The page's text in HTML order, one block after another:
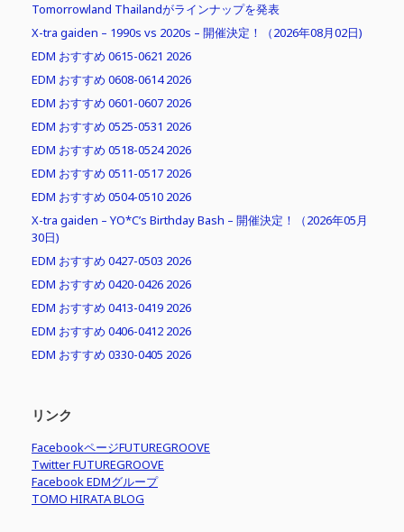
Tomorrowland Thailandがラインナップを発表
X-tra gaiden – 1990s vs 2020s – 開催決定！（2026年08月02日)
EDM おすすめ 0615-0621 2026
EDM おすすめ 0608-0614 2026
EDM おすすめ 0601-0607 2026
EDM おすすめ 0525-0531 2026
EDM おすすめ 0518-0524 2026
EDM おすすめ 0511-0517 2026
EDM おすすめ 0504-0510 2026
X-tra gaiden – YO*C’s Birthday Bash – 開催決定！（2026年05月
30日)
EDM おすすめ 0427-0503 2026
EDM おすすめ 0420-0426 2026
EDM おすすめ 0413-0419 2026
EDM おすすめ 0406-0412 2026
EDM おすすめ 0330-0405 2026
リンク
FacebookページFUTUREGROOVE
Twitter FUTUREGROOVE
Facebook EDMグループ
TOMO HIRATA BLOG